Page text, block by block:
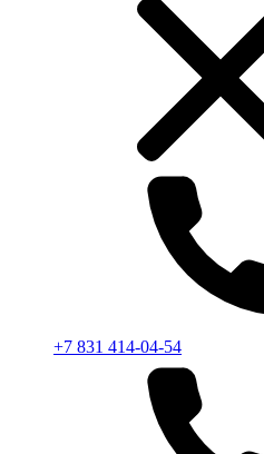
+7 831 414-04-54